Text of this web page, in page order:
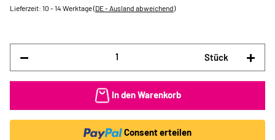
Lieferzeit: 10 - 14 Werktage(DE - Ausland abweichend)
Stück
In den Warenkorb
Consent erteilen